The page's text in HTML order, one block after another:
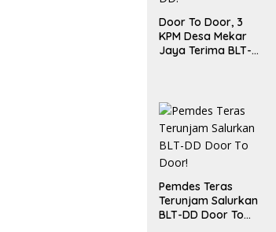
Door To Door, 3
KPM Desa Mekar
Jaya Terima BLT-
Pemdes Teras
Terunjam Salurkan
BLT-DD Door To